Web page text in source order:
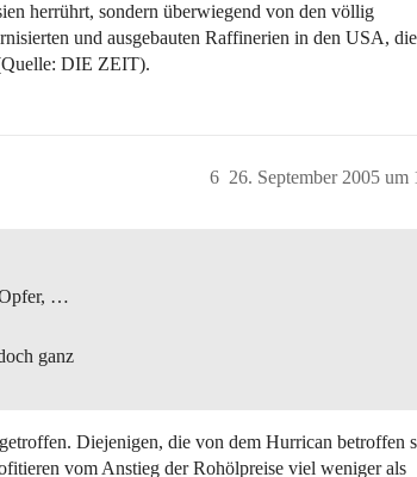
herrührt, sondern überwiegend von den völlig
und ausgebauten Raffinerien in den USA, die
DIE ZEIT).
26. September 2005 um
6
Opfer, …
ganz
Diejenigen, die von dem Hurrican betroffen
vom Anstieg der Rohölpreise viel weniger als